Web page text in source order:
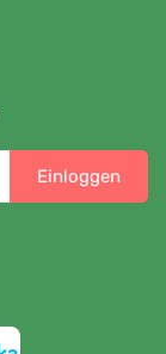
Einloggen